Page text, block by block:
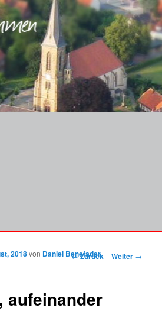
Veranstaltungen aus Füchtorf und insbesondere
Beitragsnavigation
←Zurück Weiter →
aufeinander
2018von Daniel Benefader